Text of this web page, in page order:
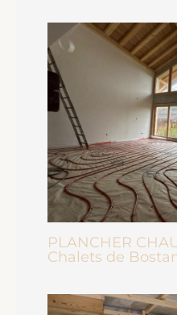
PLANCHER
Chalets de